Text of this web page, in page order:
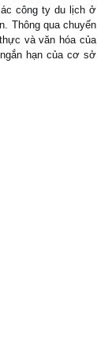
công ty du lịch ở
Thông qua chuyến
và văn hóa của
hạn của cơ sở